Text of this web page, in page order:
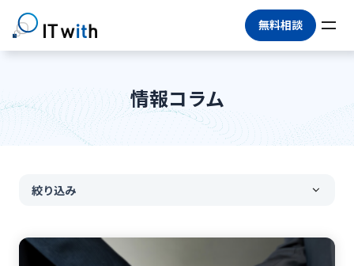
無料相談
情報コラム
絞り込み
#
# BPO